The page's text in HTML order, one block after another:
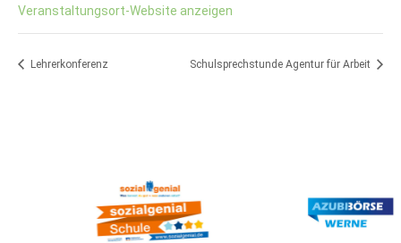
Veranstaltungsort-Website anzeigen
Lehrerkonferenz Schulsprechstunde Agentur für Arbeit